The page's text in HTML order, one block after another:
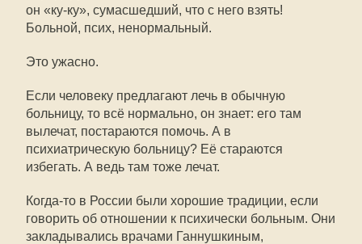
он «ку-ку», сумасшедший, что с него взять!
Больной, псих, ненормальный.
Это ужасно.
Если человеку предлагают лечь в обычную
больницу, то всё нормально, он знает: его там
вылечат, постараются помочь. А в
психиатрическую больницу? Её стараются
избегать. А ведь там тоже лечат.
Когда-то в России были хорошие традиции, если
говорить об отношении к психически больным. Они
закладывались врачами Ганнушкиным,